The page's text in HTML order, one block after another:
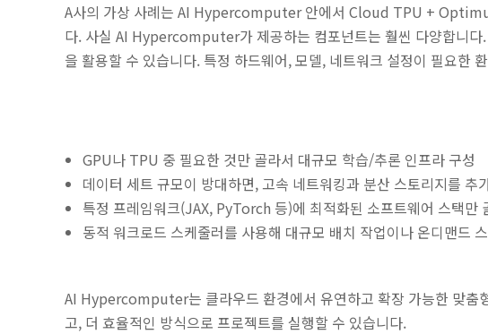
A사의 가상 사례는 AI Hypercomputer 안에서 Cloud TPU +
다. 사실 AI Hypercomputer가 제공하는 컴포넌트는 훨씬 다양합니
을 활용할 수 있습니다. 특정 하드웨어, 모델, 네트워크 설정이 필요한
GPU나 TPU 중 필요한 것만 골라서 대규모 학습/추론 인프라 구성
데이터 세트 규모이 방대하면, 고속 네트워킹과 분산 스토리지를 추
특정 프레임워크(JAX, PyTorch 등)에 최적화된 소프트웨어 스택만
동적 워크로드 스케줄러를 사용해 대규모 배치 작업이나 온디맨드
AI Hypercomputer는 클라우드 환경에서 유연하고 확장 가능한 맞춤
고, 더 효율적인 방식으로 프로젝트를 실행할 수 있습니다.